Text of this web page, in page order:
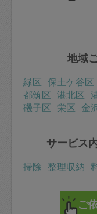
地域
緑区 保土ケ谷区
都筑区 港北区
磯子区 栄区 金
サービス
掃除 整理収納